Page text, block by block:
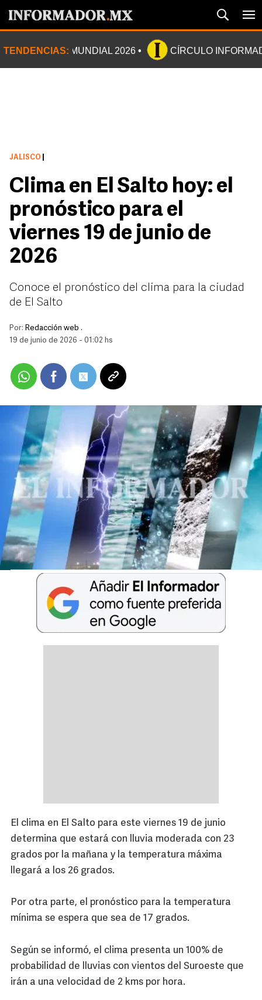
TENDENCIAS: MUNDIAL 2026 CÍRCULO
JALISCO
Clima en El Salto hoy: el
pronóstico para el
viernes 19 de junio de
2026
Conoce el pronóstico del clima para la ciudad
de El Salto
Por: Redacción web .
19 de junio de 2026 - 01:02 hs
El clima en El Salto para este viernes 19 de junio
determina que estará con lluvia moderada con 23
grados por la mañana y la temperatura máxima
llegará a los 26 grados.
Por otra parte, el pronóstico para la temperatura
mínima se espera que sea de 17 grados.
Según se informó, el clima presenta un 100% de
probabilidad de lluvias con vientos del Suroeste que
irán a una velocidad de 2 kms por hora.